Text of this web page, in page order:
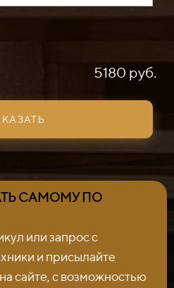
5180 руб.
САМОМУ ПО
или запрос с
и присылайте
сайте, с возможностью